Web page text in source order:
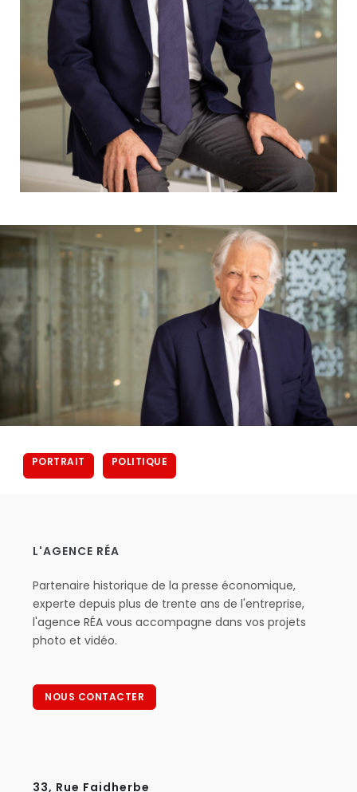
PORTRAIT POLITIQUE
L'AGENCE RÉA
Partenaire historique de la presse économique,
experte depuis plus de trente ans de l'entreprise,
l'agence RÉA vous accompagne dans vos projets
photo et vidéo.
NOUS CONTACTER
33, Rue Faidherbe